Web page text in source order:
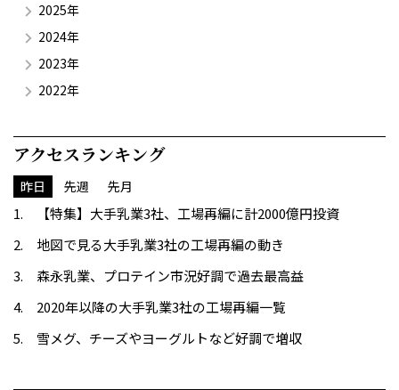
2025年
2024年
2023年
2022年
アクセスランキング
昨日 先週 先月
【特集】大手乳業3社、工場再編に計2000億円投資
地図で見る大手乳業3社の工場再編の動き
森永乳業、プロテイン市況好調で過去最高益
2020年以降の大手乳業3社の工場再編一覧
雪メグ、チーズやヨーグルトなど好調で増収